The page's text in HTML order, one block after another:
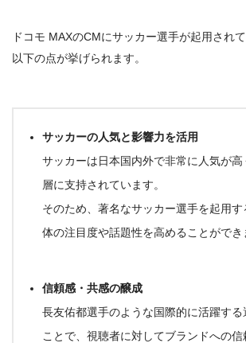
ドコモ MAXのCMにサッカー選手が起用され
以下の点が挙げられます。
サッカーの人気と影響力を活用
サッカーは日本国内外で非常に人気が高
層に支持されています。
そのため、著名なサッカー選手を起用す
体の注目度や話題性を高めることができ
信頼感・共感の醸成
長友佑都選手のような国際的に活躍する
ことで、視聴者に対してブランドへの信